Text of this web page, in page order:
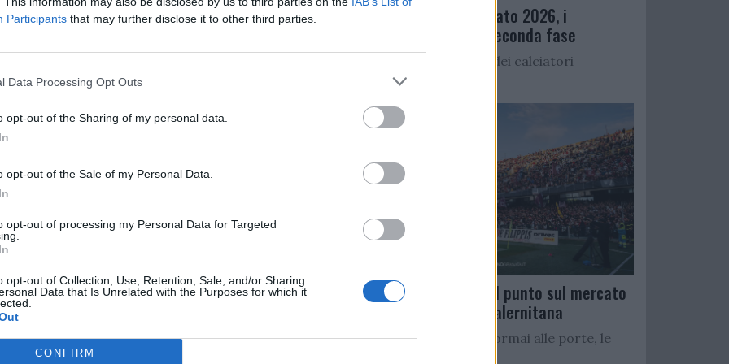
Participants that may further disclose it to other third parties.
Data Processing Opt Outs
opt-out of the Sharing of my personal data.
opt-out of the Sale of my Personal Data.
opt-out of processing my Personal Data for Targeted
opt-out of Collection, Use, Retention, Sale, and/or Sharing
Data that Is Unrelated with the Purposes for which it
CONFIRM
esterni, alla fine la vince sempre. E così
vertice in prefettura a Salerno
della riapertura della Curva Nord
delegato della Salernitana Maurizio
svoltosi al centro parrocchiale San
la parola. La fumata bianca è arrivata
e diplomatico operato dalla società
coinvolgere anche la Lega Calcio di
Un asse fondamentale tra
saputo convincere Prefetto e
la quasi immediata realizzazione del
interamente destinata ai tifosi granata
inferiore per gli ospiti. Dal canto
Ritiro precampionato 2026, i
convocati per la seconda fase
Di seguito l’elenco dei calciatori
convocati per...
Serie C Girone C: il punto sul mercato
delle rivali della Salernitana
Con il campionato ormai alle porte, le